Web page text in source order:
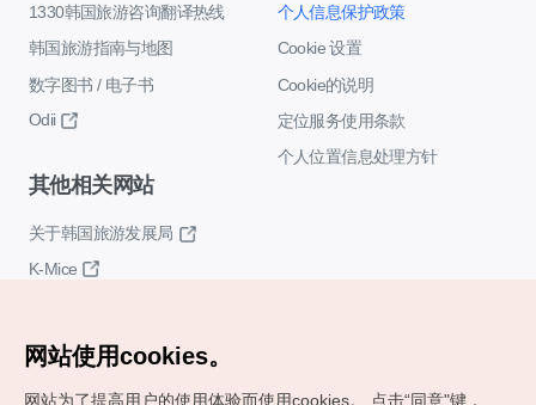
1330韩国旅游咨询翻译热线
韩国旅游指南与地图
数字图书 / 电子书
Odii
个人信息保护政策
Cookie 设置
Cookie的说明
定位服务使用条款
个人位置信息处理方针
其他相关网站
关于韩国旅游发展局
K-Mice
网站使用cookies。
网站为了提高用户的使用体验而使用cookies。 点击“同意"键，